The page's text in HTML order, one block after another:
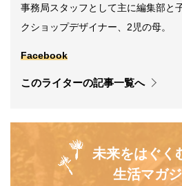
事務局スタッフとして主に編集部と
クショップデザイナー、2児の母。
Facebook
このライターの記事一覧へ
未来をはぐく
生活マガ